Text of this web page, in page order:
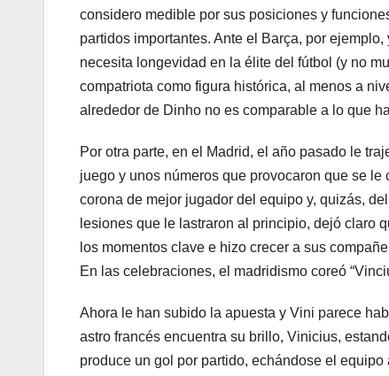
considero medible por sus posiciones y
partidos importantes. Ante el Barça, por
necesita longevidad en la élite del fútbol (y no
compatriota como figura histórica, al menos a
alrededor de Dinho no es comparable a lo que
Por otra parte, en el Madrid, el año pasado le
juego y unos números que provocaron que se
corona de mejor jugador del equipo y, quizás,
lesiones que le lastraron al principio, dejó claro
los momentos clave e hizo crecer a sus
En las celebraciones, el madridismo coreó
Ahora le han subido la apuesta y Vini parece
astro francés encuentra su brillo, Vinicius,
produce un gol por partido, echándose el